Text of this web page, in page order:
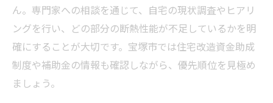
ん。専門家への相談を通じて、自宅の現状調査やヒアリ
ングを行い、どの部分の断熱性能が不足しているかを明
確にすることが大切です。宝塚市では住宅改造資金助成
制度や補助金の情報も確認しながら、優先順位を見極め
ましょう。